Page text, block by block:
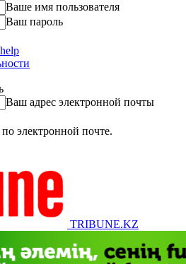
Ваше имя пользователя
Ваш пароль
Ваш адрес электронной почты
электронной почте.
TRIBUNE.KZ